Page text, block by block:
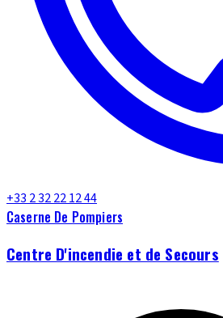
+33 2 32 22 12 44
Caserne De Pompiers
Centre D'incendie et de Secours